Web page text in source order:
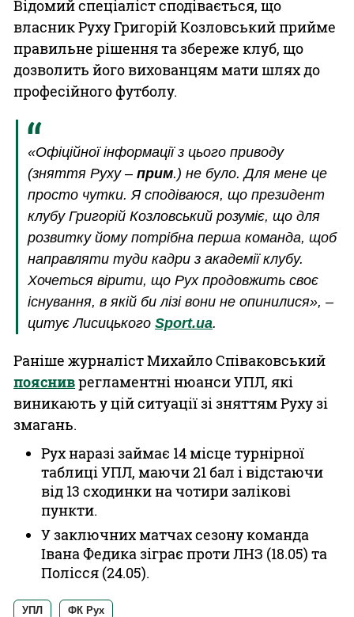
Відомий спеціаліст сподівається, що
власник Руху Григорій Козловський прийме
правильне рішення та збереже клуб, що
дозволить його вихованцям мати шлях до
професійного футболу.
«Офіційної інформації з цього приводу
(зняття Руху– прим.) не було. Для мене це
просто чутки. Я сподіваюся, що президент
клубу Григорій Козловський розуміє, що для
розвитку йому потрібна перша команда, щоб
направляти туди кадри з академії клубу.
Хочеться вірити, що Рух продовжить своє
існування, в якій би лізі вони не опинилися», –
цитує Лисицького Sport.ua.
Раніше журналіст Михайло Співаковський
поясниврегламентні нюанси УПЛ, які
виникають у цій ситуації зі зняттям Руху зі
змагань.
Рух наразі займає 14 місце турнірної
таблиці УПЛ, маючи 21 бал і відстаючи
від 13 сходинки на чотири залікові
пункти.
У заключних матчах сезону команда
Івана Федика зіграє проти ЛНЗ (18.05) та
Полісся (24.05).
УПЛ ФК Рух